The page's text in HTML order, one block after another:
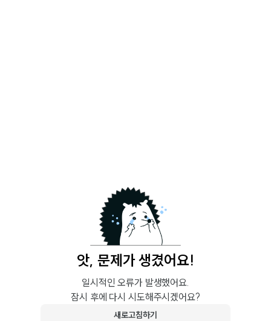
앗, 문제가 생겼어요!
일시적인 오류가 발생했어요.
잠시 후에 다시 시도해주시겠어요?
새로고침하기